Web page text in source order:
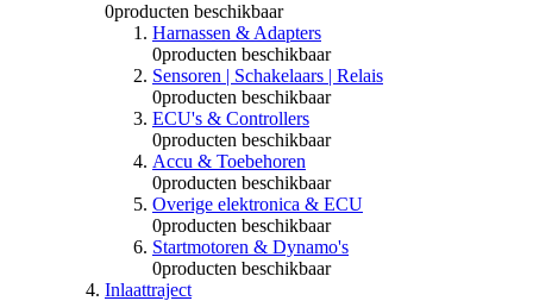
0producten beschikbaar
Harnassen & Adapters
0producten beschikbaar
Sensoren | Schakelaars | Relais
0producten beschikbaar
ECU's & Controllers
0producten beschikbaar
Accu & Toebehoren
0producten beschikbaar
Overige elektronica & ECU
0producten beschikbaar
Startmotoren & Dynamo's
0producten beschikbaar
Inlaattraject